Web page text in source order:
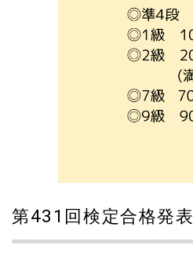
第431回検定合格発表